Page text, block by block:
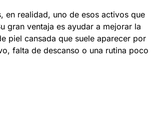
en realidad, uno de esos activos que
gran ventaja es ayudar a mejorar la
piel cansada que suele aparecer por
falta de descanso o una rutina poco